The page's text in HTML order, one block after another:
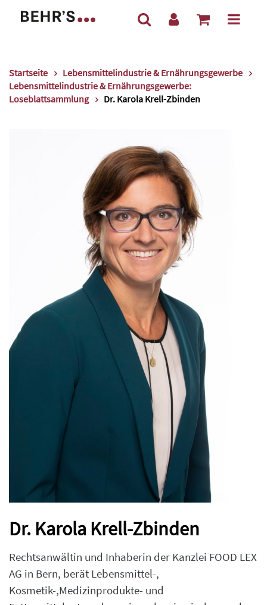
Startseite
Lebensmittelindustrie & Ernährungsgewerbe
Lebensmittelindustrie & Ernährungsgewerbe:
Loseblattsammlung
Dr. Karola Krell-Zbinden
Dr. Karola Krell-Zbinden
Rechtsanwältin und Inhaberin der Kanzlei FOOD LEX
AG in Bern, berät Lebensmittel-,
Kosmetik-,Medizinprodukte- und